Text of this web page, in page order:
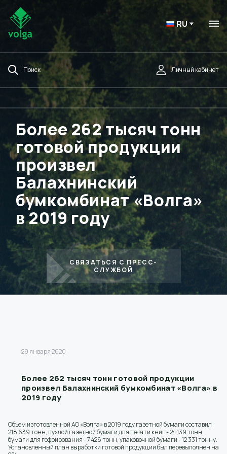
RU
Поиск Личный кабинет
Более 262 тысяч тонн
готовой продукции
произвел
Балахнинский
бумкомбинат «Волга»
в 2019 году
СВЯЗАТЬСЯ С ПРЕСС-
СЛУЖБОЙ
29 января 2020
Более 262 тысяч тонн готовой продукции
произвел Балахнинский бумкомбинат «Волга» в
2019 году
Объем изготовленной АО «Волга» в 2019 году газетной бумаги составил
218 639 тонн, пухлой газетной бумаги для печати книг - 24 139 тонн,
бумаги для гофрирования - 7 426 тонн, упаковочной бумаги - 12 331 тонну.
Установленный план выработки готовой продукции был перевыполнен на